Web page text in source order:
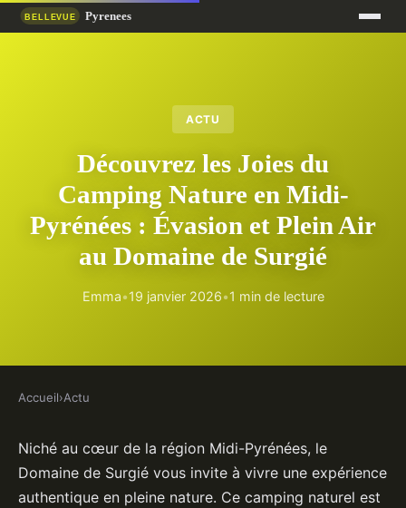
ACTU
Découvrez les Joies du
Camping Nature en Midi-
Pyrénées : Évasion et Plein Air
au Domaine de Surgié
Emma•19 janvier 2026•1 min de lecture
Accueil›Actu
Niché au cœur de la région Midi-Pyrénées, le
Domaine de Surgié vous invite à vivre une expérience
authentique en pleine nature. Ce camping naturel est